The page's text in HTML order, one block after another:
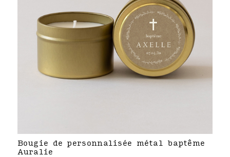
Bougie de personnalisée métal baptême
Auralie